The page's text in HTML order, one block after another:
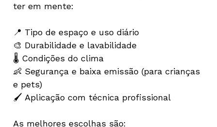
ter em mente:
📍 Tipo de espaço e uso diário
🎨 Durabilidade e lavabilidade
🌡 Condições do clima
👶 Segurança e baixa emissão (para crianças
e pets)
🖌 Aplicação com técnica profissional
As melhores escolhas são: